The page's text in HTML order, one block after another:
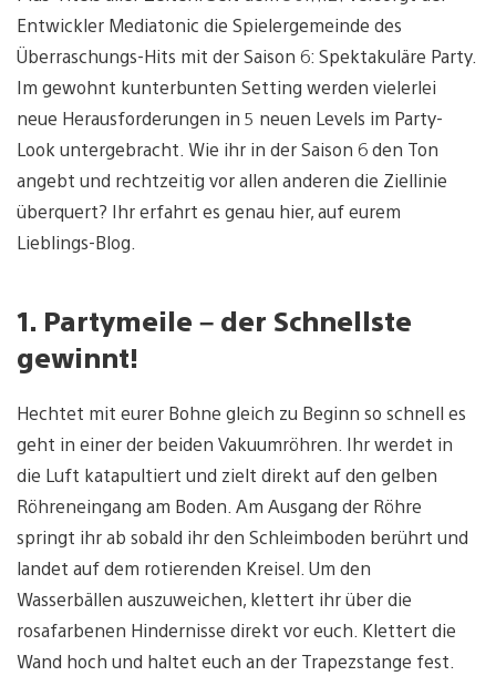
Entwickler Mediatonic die Spielergemeinde des
Überraschungs-Hits mit der Saison 6: Spektakuläre Party.
Im gewohnt kunterbunten Setting werden vielerlei
neue Herausforderungen in 5 neuen Levels im Party-
Look untergebracht. Wie ihr in der Saison 6 den Ton
angebt und rechtzeitig vor allen anderen die Ziellinie
überquert? Ihr erfahrt es genau hier, auf eurem
Lieblings-Blog.
1. Partymeile – der Schnellste
gewinnt!
Hechtet mit eurer Bohne gleich zu Beginn so schnell es
geht in einer der beiden Vakuumröhren. Ihr werdet in
die Luft katapultiert und zielt direkt auf den gelben
Röhreneingang am Boden. Am Ausgang der Röhre
springt ihr ab sobald ihr den Schleimboden berührt und
landet auf dem rotierenden Kreisel. Um den
Wasserbällen auszuweichen, klettert ihr über die
rosafarbenen Hindernisse direkt vor euch. Klettert die
Wand hoch und haltet euch an der Trapezstange fest.